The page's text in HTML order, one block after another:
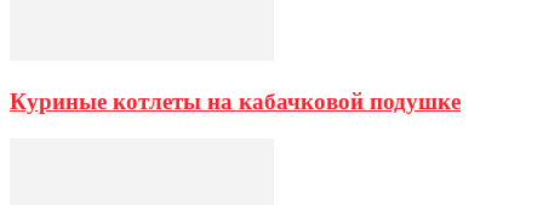
Куриные котлеты на кабачковой подушке